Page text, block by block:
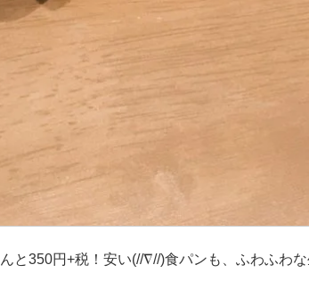
と350円+税！安い(//∇//)食パンも、ふわふわ